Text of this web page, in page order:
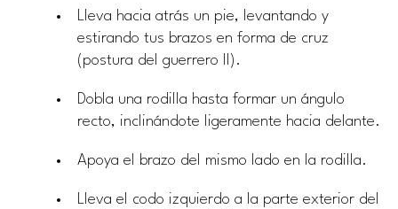
Lleva hacia atrás un pie, levantando y
estirando tus brazos en forma de cruz
(postura del guerrero II).
Dobla una rodilla hasta formar un ángulo
recto, inclinándote ligeramente hacia delante.
Apoya el brazo del mismo lado en la rodilla.
Lleva el codo izquierdo a la parte exterior del